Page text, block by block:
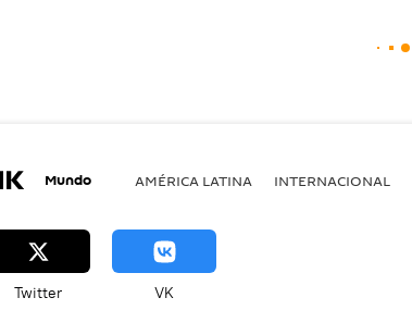
Mundo AMÉRICA LATINA INTERNACIONAL
Twitter VK